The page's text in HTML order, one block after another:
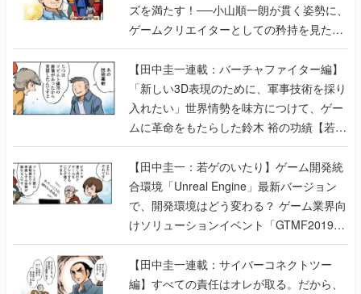
ズを満たす！──小山順一朗が貫く姿勢に、
ゲームクリエイターとしての矜持を見た
【若ゲのいたり最終回】
【田中圭一連載：バーチャファイター編】
「新しい3D表現のために、軍事技術を採り
入れたい」世界情勢を味方につけて、ゲー
ムに革命をもたらした鈴木 裕の功績【若ゲ
のいたり】
【田中圭一：若ゲのいたり】ゲーム開発統
合環境「Unreal Engine」最新バージョン
で、開発環境はどう変わる？ ゲーム業界向
けソリューションイベント「GTMF2019」
に行って、より理解を深めよう【PR】
【田中圭一連載：サイバーコネクトツー
編】すべての責任はオレが取る。だから、